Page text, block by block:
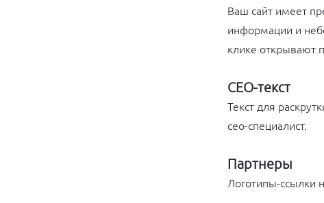
Ваш сайт имеет
информации и
клике открывают
СЕО-текст
Текст для
сео-специалист.
Партнеры
Логотипы-ссылки